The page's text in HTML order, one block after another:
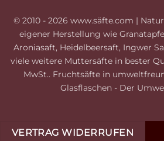
© 2010 - 2026 www.säfte.com |
eigener Herstellung wie
Aroniasaft, Heidelbeersaft, Ingwer
viele weitere Muttersäfte in bester
MwSt.. Fruchtsäfte in
Glasflaschen - Der
VERTRAG WIDERRUFEN